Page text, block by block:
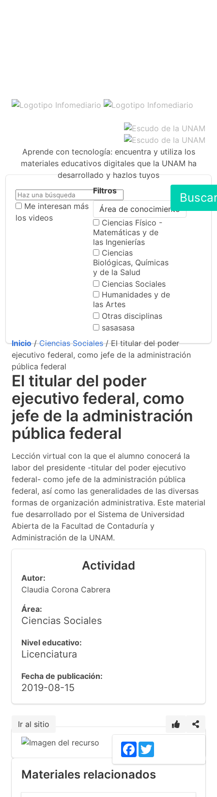
Aprende con tecnología: encuentra y utiliza los
materiales educativos digitales que la UNAM ha
desarrollado y hazlos tuyos
Me interesan más
los videos
Filtros
Área de conocimiento
Ciencias Físico -
Matemáticas y de
las Ingenierías
Ciencias
Biológicas, Químicas
y de la Salud
Ciencias Sociales
Humanidades y de
las Artes
Otras disciplinas
sasasasa
Inicio/Ciencias Sociales/ El titular del poder
ejecutivo federal, como jefe de la administración
pública federal
El titular del poder
ejecutivo federal, como
jefe de la administración
pública federal
Lección virtual con la que el alumno conocerá la
labor del presidente -titular del poder ejecutivo
federal- como jefe de la administración pública
federal, así como las generalidades de las diversas
formas de organización administrativa. Este material
fue desarrollado por el Sistema de Universidad
Abierta de la Facultad de Contaduría y
Administración de la UNAM.
Actividad
Autor:
Claudia Corona Cabrera
Área:
Ciencias Sociales
Nivel educativo:
Licenciatura
Fecha de publicación:
2019-08-15
Ir al sitio
Facebook
Materiales relacionados